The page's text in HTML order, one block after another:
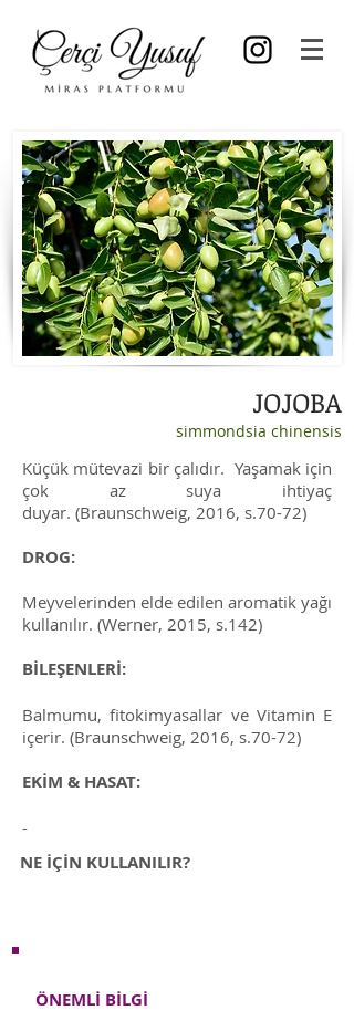
JOJOBA
simmondsia chinensis
Küçük mütevazi bir çalıdır. Yaşamak için
çok az suya ihtiyaç
duyar. (Braunschweig, 2016, s.70-72)
DROG:
Meyvelerinden elde edilen aromatik yağı
kullanılır. (Werner, 2015, s.142)
BİLEŞENLERİ:
Balmumu, fitokimyasallar ve Vitamin E
içerir. (Braunschweig, 2016, s.70-72)
EKİM & HASAT:
-
NE İÇİN KULLANILIR?
ÖNEMLİ BİLGİ